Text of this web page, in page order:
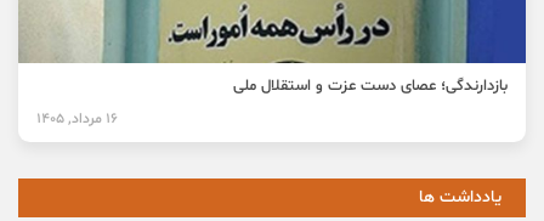
بازدارندگی؛ عصای دست عزت و استقلال ملی
16 مرداد, 1405
یادداشت ها